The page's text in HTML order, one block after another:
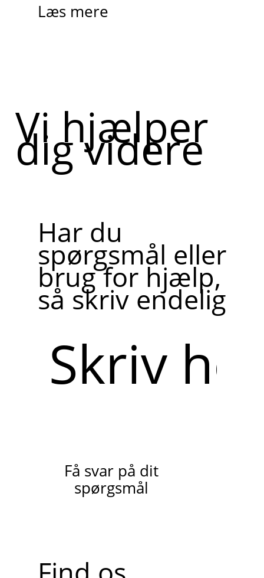
Læs mere
Vi hjælper
dig videre
Har du
spørgsmål eller
brug for hjælp,
så skriv endelig
her
Få svar på dit
spørgsmål